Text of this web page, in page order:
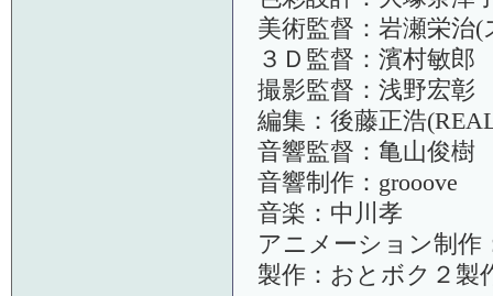
美術監督：岩瀬栄治
３Ｄ監督：濱村敏郎
撮影監督：浅野宏彰
編集：後藤正浩
音響監督：亀山俊樹
音響制作：grooove
音楽：中川孝
アニメーション制作
製作：おとボク２製